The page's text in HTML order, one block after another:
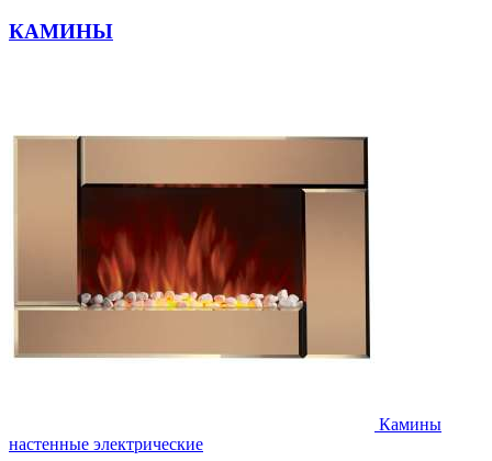
КАМИНЫ
Камины
настенные электрические